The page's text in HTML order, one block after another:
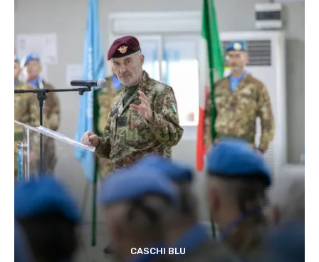
CASCHI BLU